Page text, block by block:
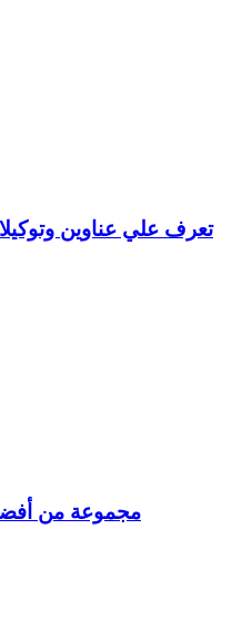
تعرف علي عناوين
مجموعة من أفضل 10 ألعاب الجوال